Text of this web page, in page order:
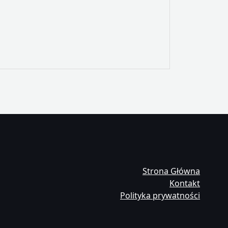
Strona Główna
Kontakt
Polityka prywatności